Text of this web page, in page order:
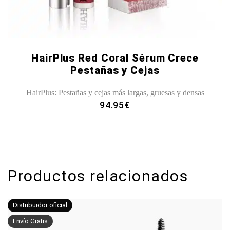
HairPlus Red Coral Sérum Crece
Pestañas y Cejas
HairPlus: Pestañas y cejas más largas, gruesas y densas
94.95€
Productos relacionados
Distribuidor oficial
Envío Gratis